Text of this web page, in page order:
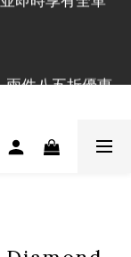
即時享有全單
件八五折優惠
1-7pm 年中無休.
即時享有全單